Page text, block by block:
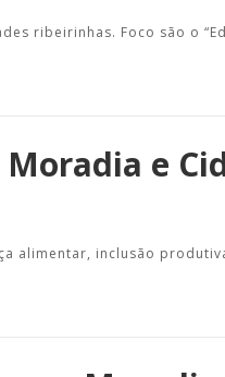
ribeirinhas. Foco são o
e
alimentar, inclusão